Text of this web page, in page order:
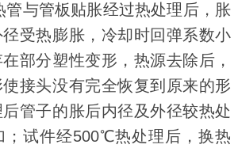
管与管板贴胀经过热处理后，胀
受热膨胀，冷却时回弹系数小
部分塑性变形，热源去除后，
接头没有完全恢复到原来的形
管子的胀后内径及外径较热处
；试件经500℃热处理后，换热